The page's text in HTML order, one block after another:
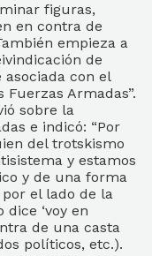
figuras,
en contra de
empieza a
de
con el
Armadas”.
sobre la
e indicó: “Por
del trotskismo
y estamos
y de una forma
por el lado de la
‘voy en
de una casta
políticos, etc.).